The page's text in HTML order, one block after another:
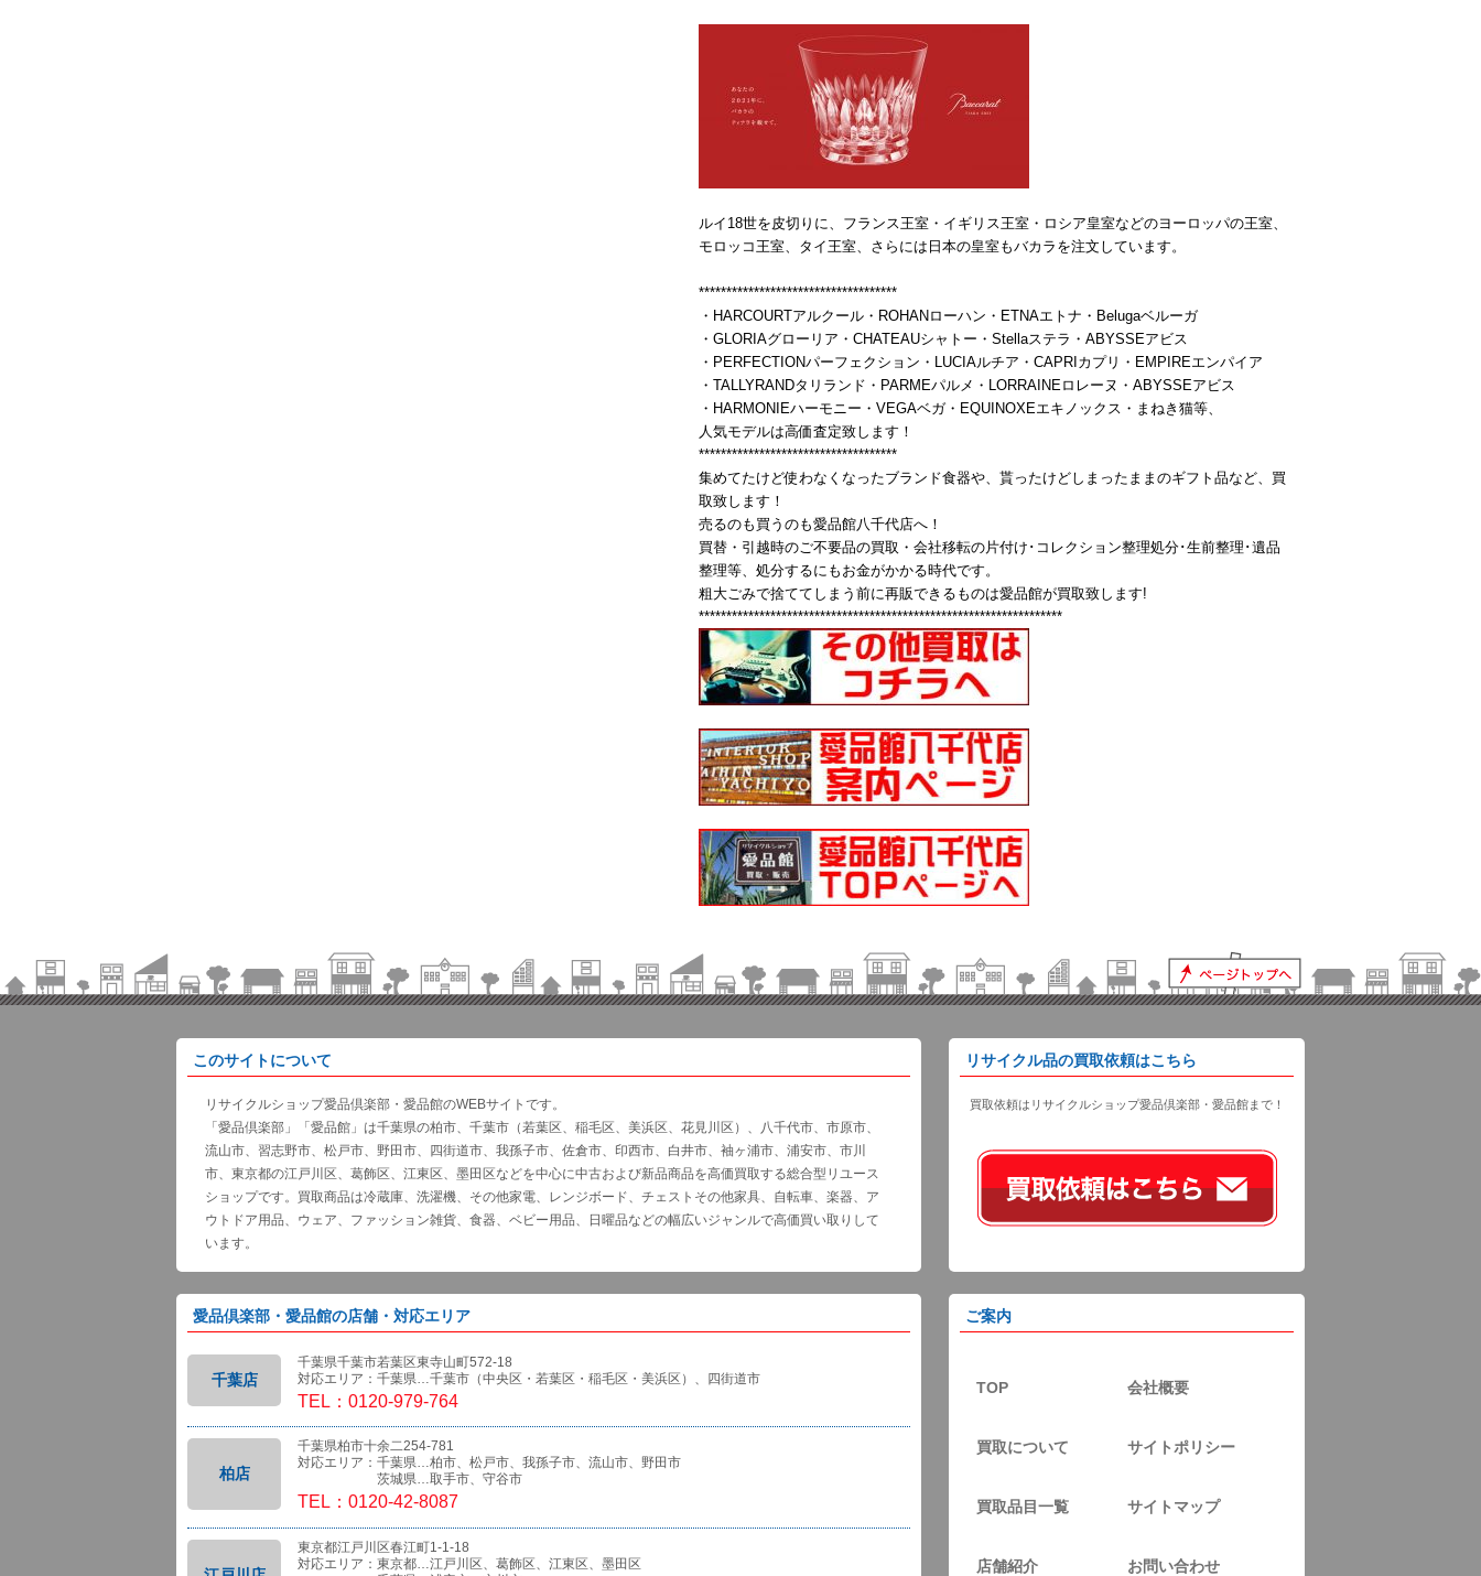
ルイ18世を皮切りに、フランス王室・イギリス王室・ロシア皇室などのヨーロッパの王室、
モロッコ王室、タイ王室、さらには日本の皇室もバカラを注文しています。
************************************
・HARCOURTアルクール・ROHANローハン・ETNAエトナ・Belugaベルーガ
・GLORIAグローリア・CHATEAUシャトー・Stellaステラ・ABYSSEアビス
・PERFECTIONパーフェクション・LUCIAルチア・CAPRIカプリ・EMPIREエンパイア
・TALLYRANDタリランド・PARMEパルメ・LORRAINEロレーヌ・ABYSSEアビス
・HARMONIEハーモニー・VEGAベガ・EQUINOXEエキノックス・まねき猫等、
人気モデルは高価査定致します！
************************************
集めてたけど使わなくなったブランド食器や、貰ったけどしまったままのギフト品など、買
取致します！
売るのも買うのも愛品館八千代店へ！
買替・引越時のご不要品の買取・会社移転の片付け･コレクション整理処分･生前整理･遺品
整理等、処分するにもお金がかかる時代です。
粗大ごみで捨ててしまう前に再販できるものは愛品館が買取致します!
******************************************************************
このサイトについて
リサイクルショップ愛品倶楽部・愛品館のWEBサイトです。
「愛品倶楽部」「愛品館」は千葉県の柏市、千葉市（若葉区、稲毛区、美浜区、花見川区）、八千代市、市原市、
流山市、習志野市、松戸市、野田市、四街道市、我孫子市、佐倉市、印西市、白井市、袖ヶ浦市、浦安市、市川
市、東京都の江戸川区、葛飾区、江東区、墨田区などを中心に中古および新品商品を高価買取する総合型リユース
ショップです。買取商品は冷蔵庫、洗濯機、その他家電、レンジボード、チェストその他家具、自転車、楽器、ア
ウトドア用品、ウェア、ファッション雑貨、食器、ベビー用品、日曜品などの幅広いジャンルで高価買い取りして
います。
リサイクル品の買取依頼はこちら
買取依頼はリサイクルショップ愛品倶楽部・愛品館まで！
愛品倶楽部・愛品館の店舗・対応エリア
千葉店
千葉県千葉市若葉区東寺山町572-18
対応エリア：千葉県…千葉市（中央区・若葉区・稲毛区・美浜区）、四街道市
TEL：0120-979-764
柏店
千葉県柏市十余二254-781
対応エリア：千葉県…柏市、松戸市、我孫子市、流山市、野田市
茨城県…取手市、守谷市
TEL：0120-42-8087
東京都江戸川区春江町1-1-18
対応エリア：東京都…江戸川区、葛飾区、江東区、墨田区
ご案内
TOP 会社概要
買取について サイトポリシー
買取品目一覧 サイトマップ
店舗紹介 お問い合わせ